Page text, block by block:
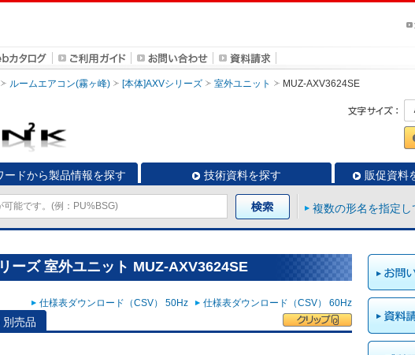
ルームエアコン(霧ヶ峰) [本体]AXVシリーズ 室外ユニット MUZ-AXV3624SE
ードから製品情報を探す 技術資料を探す 販促資料
複数の形名を指定
ーズ 室外ユニット MUZ-AXV3624SE
仕様表ダウンロード（CSV） 50Hz 仕様表ダウンロード（CSV） 60Hz
別売品